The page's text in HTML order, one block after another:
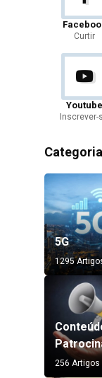
Curtir
Youtube
Inscrever-
5G
1295
256 Artigos